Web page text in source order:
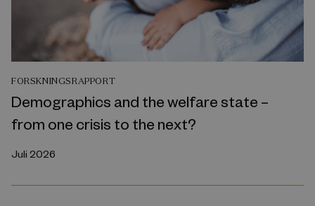
FORSKNINGSRAPPORT
Demographics and the welfare state –
from one crisis to the next?
Juli 2026